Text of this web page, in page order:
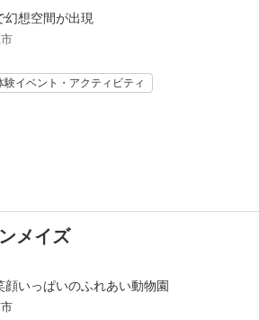
幻想空間が出現
験イベント・アクティビティ
メイズ
顔いっぱいのふれあい動物園